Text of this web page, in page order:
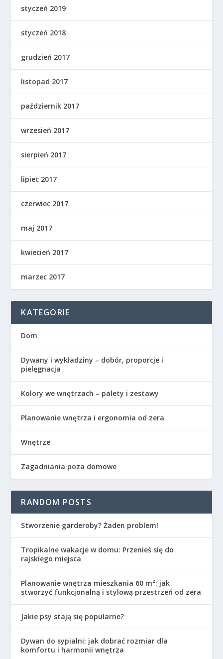
styczeń 2019
styczeń 2018
grudzień 2017
listopad 2017
październik 2017
wrzesień 2017
sierpień 2017
lipiec 2017
czerwiec 2017
maj 2017
kwiecień 2017
marzec 2017
KATEGORIE
Dom
Dywany i wykładziny – dobór, proporcje i
pielęgnacja
Kolory we wnętrzach – palety i zestawy
Planowanie wnętrza i ergonomia od zera
Wnętrze
Zagadniania poza domowe
RANDOM POSTS
Stworzenie garderoby? Żaden problem!
Tropikalne wakacje w domu: Przenieś się do
rajskiego miejsca
Planowanie wnętrza mieszkania 60 m²: jak
stworzyć funkcjonalną i stylową przestrzeń od zera
Jakie psy stają się popularne?
Dywan do sypialni: jak dobrać rozmiar dla
komfortu i harmonii wnętrza